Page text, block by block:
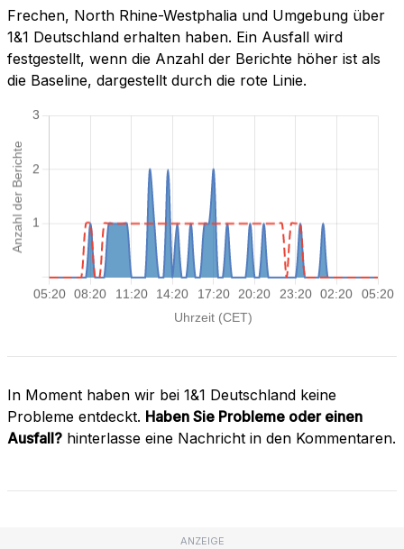
Frechen, North Rhine-Westphalia und Umgebung über
1&1 Deutschland erhalten haben. Ein Ausfall wird
festgestellt, wenn die Anzahl der Berichte höher ist als
die Baseline, dargestellt durch die rote Linie.
In Moment haben wir bei 1&1 Deutschland keine
Probleme entdeckt. Haben Sie Probleme oder einen
Ausfall? hinterlasse eine Nachricht in den Kommentaren.
ANZEIGE